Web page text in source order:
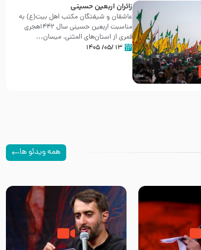
زائران اربعین حسینی
عاشقان و شیفتگان مکتب اهل بیت(ع) به
مناسبت اربعین حسینی سال ۱۴۴۲هجری
قمری از استان‌های المثنی، میسان...
۱۳ /۰۵/ ۱۴۰۵
همه ویدئو ها